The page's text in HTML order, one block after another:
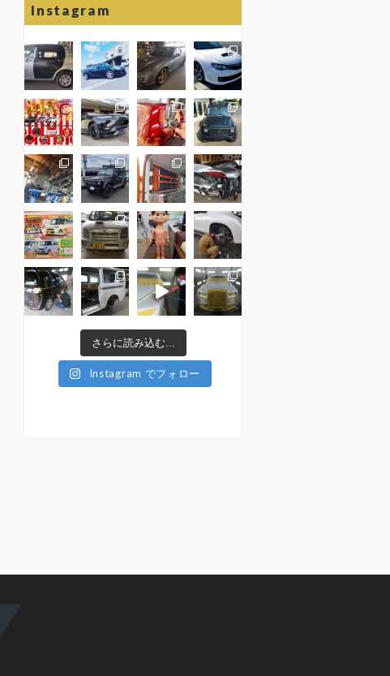
Instagram
さらに読み込む...
Instagram でフォロー